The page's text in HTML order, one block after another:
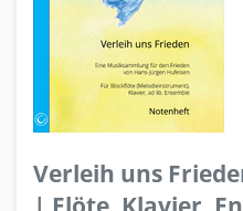
Verleih uns